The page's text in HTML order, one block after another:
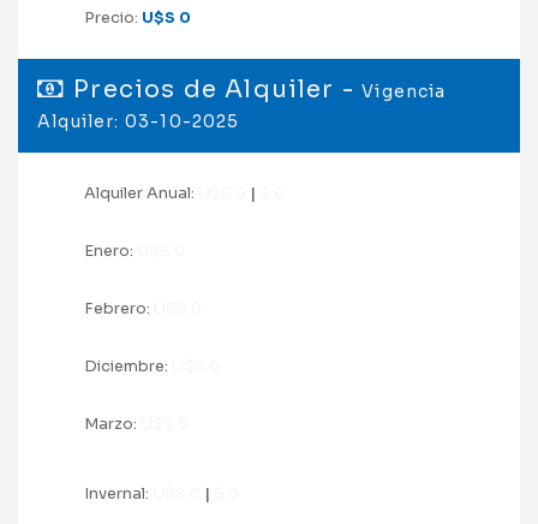
Precio: U$S 0
Precios de Alquiler -Vigencia
Alquiler: 03-10-2025
Alquiler Anual: |
Enero:
Febrero:
Diciembre:
Marzo:
Invernal: |